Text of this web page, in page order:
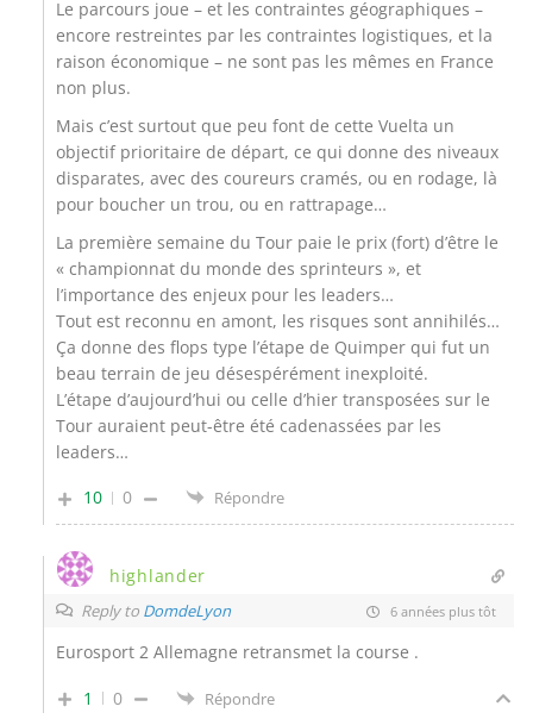
Le parcours joue – et les contraintes géographiques –
encore restreintes par les contraintes logistiques, et la
raison économique – ne sont pas les mêmes en France
non plus.
Mais c’est surtout que peu font de cette Vuelta un
objectif prioritaire de départ, ce qui donne des niveaux
disparates, avec des coureurs cramés, ou en rodage, là
pour boucher un trou, ou en rattrapage…
La première semaine du Tour paie le prix (fort) d’être le
« championnat du monde des sprinteurs », et
l’importance des enjeux pour les leaders…
Tout est reconnu en amont, les risques sont annihilés…
Ça donne des flops type l’étape de Quimper qui fut un
beau terrain de jeu désespérément inexploité.
L’étape d’aujourd’hui ou celle d’hier transposées sur le
Tour auraient peut-être été cadenassées par les
leaders…
10
0 Répondre
highlander
Reply to DomdeLyon 6 années plus tôt
Eurosport 2 Allemagne retransmet la course .
1 0 Répondre